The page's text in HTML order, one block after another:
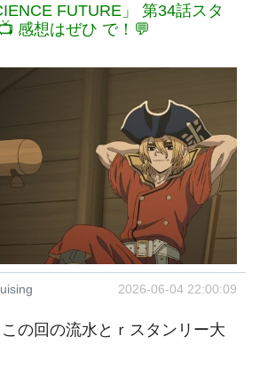
FUTURE」 第34話スタ
感想はぜひ で！💬
2026-06-04 22:00:09
この回の流水とｒスタンリー大